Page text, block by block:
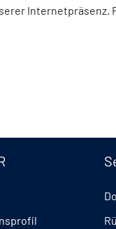
Internetpräsenz.